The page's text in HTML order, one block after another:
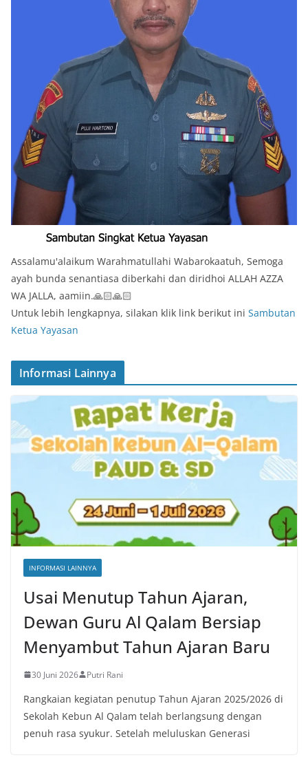
Assalamu'alaikum Warahmatullahi Wabarokaatuh, Semoga
ayah bunda senantiasa diberkahi dan diridhoi ALLAH AZZA
WA JALLA, aamiin.🙏🏻🙏🏻
Untuk lebih lengkapnya, silakan klik link berikut ini Sambutan
Ketua Yayasan
Informasi Lainnya
INFORMASI LAINNYA
Usai Menutup Tahun Ajaran,
Dewan Guru Al Qalam Bersiap
Menyambut Tahun Ajaran Baru
30 Juni 2026 Putri Rani
Rangkaian kegiatan penutup Tahun Ajaran 2025/2026 di
Sekolah Kebun Al Qalam telah berlangsung dengan
penuh rasa syukur. Setelah meluluskan Generasi